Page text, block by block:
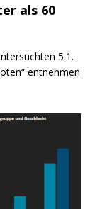
als 60
5.1.
entnehmen